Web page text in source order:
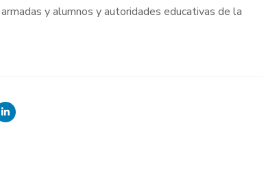
y alumnos y autoridades educativas de la